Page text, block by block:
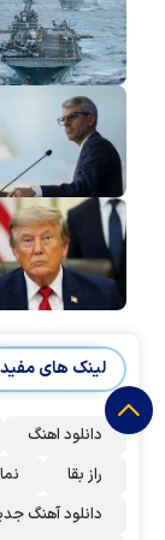
لینک های مفید
دانلود اهنگ
راز بقا
دانلود آهنگ